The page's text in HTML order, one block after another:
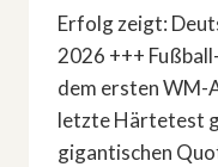
Erfolg zeigt:
2026 +++
dem ersten WM-
letzte Härtetest
gigantischen